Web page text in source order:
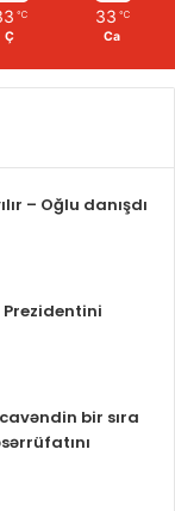
℃
Ç
33 ℃
Ca
– Oğlu danışdı
bir sıra